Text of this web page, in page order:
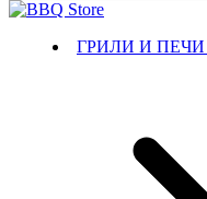
ГРИЛИ И ПЕЧИ